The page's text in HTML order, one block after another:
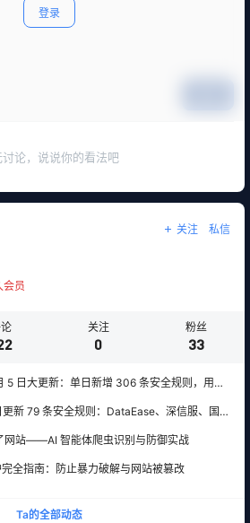
登录
讨论，说说你的看法吧
关注 私信
会员
关注
0
粉丝
33
5 日大更新：单日新增 306 条安全规则，用友
新 79 条安全规则：DataEase、深信服、国
网站——AI 智能体爬虫识别与防御实战
全指南：防止暴力破解与网站被篡改
Ta的全部动态